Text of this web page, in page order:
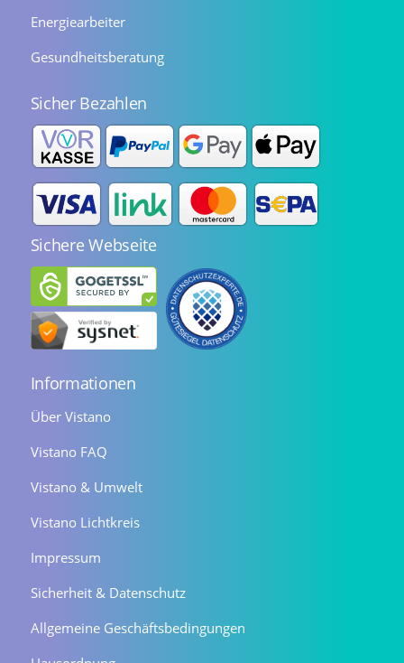
Energiearbeiter
Gesundheitsberatung
Sicher Bezahlen
Sichere Webseite
Informationen
Über Vistano
Vistano FAQ
Vistano & Umwelt
Vistano Lichtkreis
Impressum
Sicherheit & Datenschutz
Allgemeine Geschäftsbedingungen